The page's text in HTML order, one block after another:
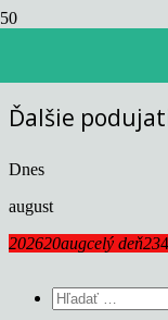
Ďalšie
Dnes
august
202620augcelý deň23